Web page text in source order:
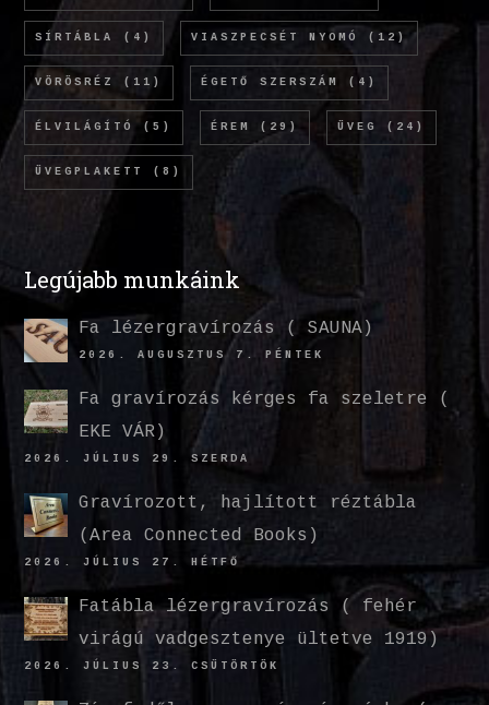
SÍRTÁBLA (4) VIASZPECSÉT NYOMÓ (12)
VÖRÖSRÉZ (11) ÉGETŐ SZERSZÁM (4)
ÉLVILÁGÍTÓ (5) ÉREM (29) ÜVEG (24)
ÜVEGPLAKETT (8)
Legújabb munkáink
Fa lézergravírozás ( SAUNA)
2026. AUGUSZTUS 7. PÉNTEK
Fa gravírozás kérges fa szeletre (
EKE VÁR)
2026. JÚLIUS 29. SZERDA
Gravírozott, hajlított réztábla
(Area Connected Books)
2026. JÚLIUS 27. HÉTFŐ
Fatábla lézergravírozás ( fehér
virágú vadgesztenye ültetve 1919)
2026. JÚLIUS 23. CSÜTÖRTÖK